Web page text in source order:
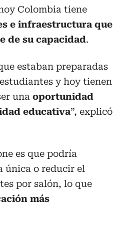
Colombia tiene
e infraestructura que
de su capacidad.
estaban preparadas
y hoy tienen
una oportunidad
educativa”, explicó
es que podría
única o reducir el
por salón, lo que
más